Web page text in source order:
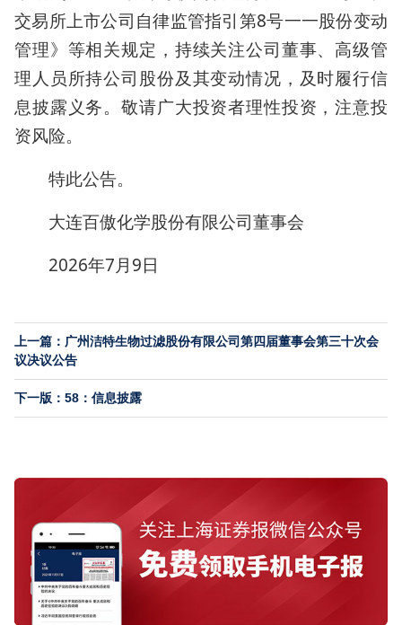
交易所上市公司自律监管指引第8号一一股份变动
管理》等相关规定，持续关注公司董事、高级管
理人员所持公司股份及其变动情况，及时履行信
息披露义务。敬请广大投资者理性投资，注意投
资风险。
特此公告。
大连百傲化学股份有限公司董事会
2026年7月9日
上一篇：广州洁特生物过滤股份有限公司第四届董事会第三十次会
议决议公告
下一版：58：信息披露